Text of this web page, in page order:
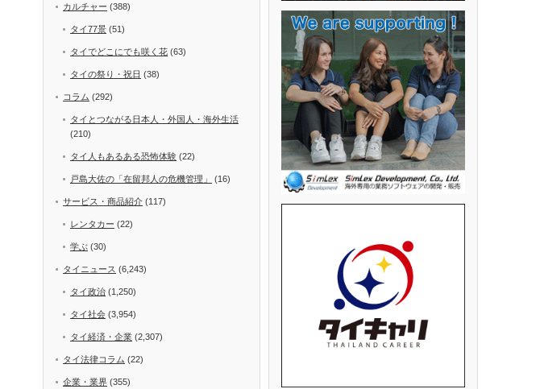
カルチャー (388)
タイ77景 (51)
タイでどこにでも咲く花 (63)
タイの祭り・祝日 (38)
コラム (292)
タイとつながる日本人・外国人・海外生活
(210)
タイ人もあるある恐怖体験 (22)
戸島大佐の「在留邦人の危機管理」 (16)
サービス・商品紹介 (117)
レンタカー (22)
学ぶ (30)
タイニュース (6,243)
タイ政治 (1,250)
タイ社会 (3,954)
タイ経済・企業 (2,307)
タイ法律コラム (22)
企業・業界 (355)